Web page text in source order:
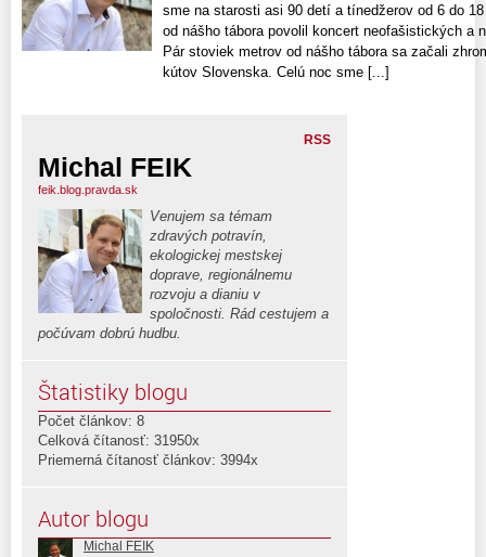
sme na starosti asi 90 detí a tínedžerov od 6 do
od nášho tábora povolil koncert neofašistických a
Pár stoviek metrov od nášho tábora sa začali
kútov Slovenska. Celú noc sme [...]
RSS
Michal FEIK
feik.blog.pravda.sk
Venujem sa témam
zdravých potravín,
ekologickej mestskej
doprave, regionálnemu
rozvoju a dianiu v
spoločnosti. Rád cestujem a
počúvam dobrú hudbu.
Štatistiky blogu
Počet článkov: 8
Celková čítanosť: 31950x
Priemerná čítanosť článkov: 3994x
Autor blogu
Michal FEIK